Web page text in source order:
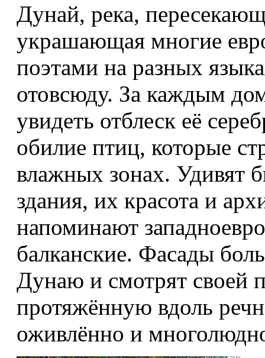
Дунай, река,
украшающая многие
поэтами на разных
отовсюду. За каждым
увидеть отблеск её
обилие птиц, которые
влажных зонах. Удивят
здания, их красота и
напоминают
балканские. Фасады
Дунаю и смотрят своей
протяжённую вдоль
оживлённо и